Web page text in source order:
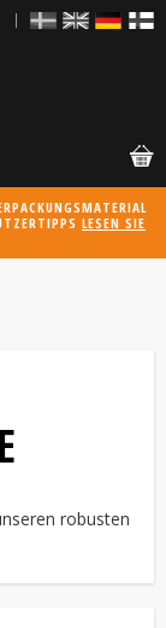
LESEN SIE
robusten